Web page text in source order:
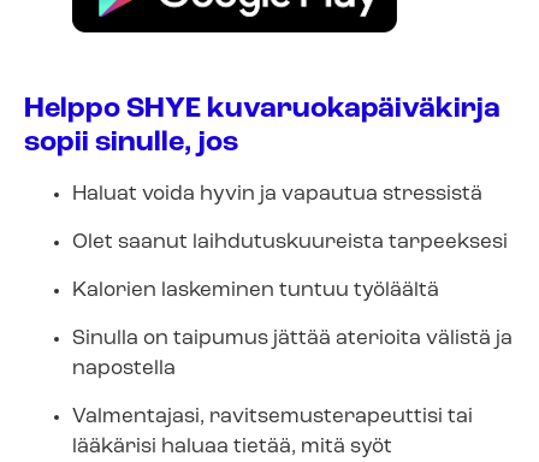
Helppo SHYE kuvaruokapäiväkirja
sopii sinulle, jos
Haluat voida hyvin ja vapautua stressistä
Olet saanut laihdutuskuureista tarpeeksesi
Kalorien laskeminen tuntuu työläältä
Sinulla on taipumus jättää aterioita välistä ja
napostella
Valmentajasi, ravitsemusterapeuttisi tai
lääkärisi haluaa tietää, mitä syöt